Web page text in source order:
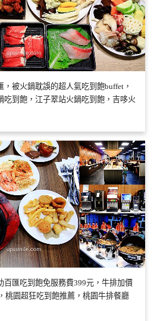
，被火鍋耽誤的超人氣吃到飽buffet，
吃到飽，江子翠站火鍋吃到飽，吉哆火
百匯吃到飽免服務費399元，牛排加價
桃園超狂吃到飽推薦，桃園牛排餐廳